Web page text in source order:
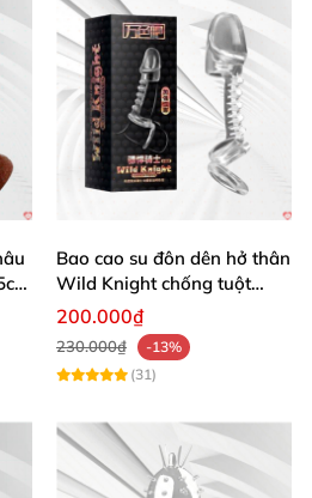
Bao cao su đôn dên hở thân
Wild Knight chống tuột
tăng khoái cảm
200.000₫
230.000₫
-13%
(31)